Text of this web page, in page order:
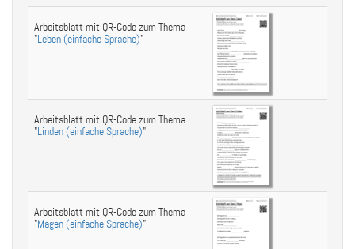
Arbeitsblatt mit QR-Code zum Thema
"Leben (einfache Sprache)"
Arbeitsblatt mit QR-Code zum Thema
"Linden (einfache Sprache)"
Arbeitsblatt mit QR-Code zum Thema
"Magen (einfache Sprache)"